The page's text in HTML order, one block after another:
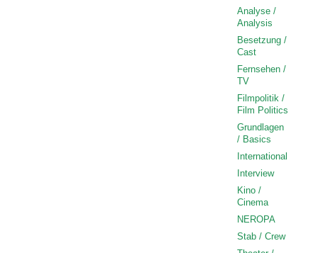
Analyse /
Analysis
Besetzung /
Cast
Fernsehen /
TV
Filmpolitik /
Film Politics
Grundlagen
/ Basics
International
Interview
Kino /
Cinema
NEROPA
Stab / Crew